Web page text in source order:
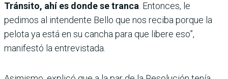
Tránsito, ahí es donde se tranca . Entonces, le
pedimos al intendente Bello que nos reciba porque la
pelota ya está en su cancha para que libere eso”,
manifestó la entrevistada.